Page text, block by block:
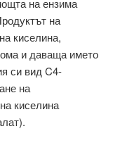
на ензима
на
киселина,
и даваща името
си вид C4-
на
киселина